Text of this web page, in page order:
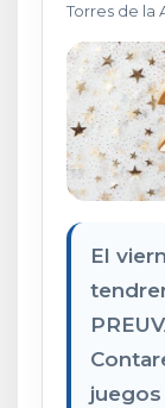
Torres de la
El